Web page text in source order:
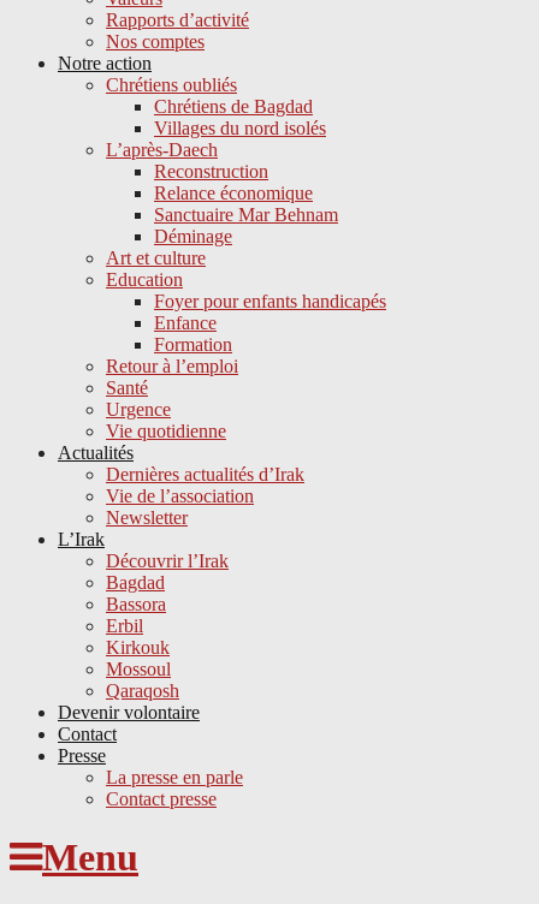
Rapports d’activité
Nos comptes
Notre action
Chrétiens oubliés
Chrétiens de Bagdad
Villages du nord isolés
L’après-Daech
Reconstruction
Relance économique
Sanctuaire Mar Behnam
Déminage
Art et culture
Education
Foyer pour enfants handicapés
Enfance
Formation
Retour à l’emploi
Santé
Urgence
Vie quotidienne
Actualités
Dernières actualités d’Irak
Vie de l’association
Newsletter
L’Irak
Découvrir l’Irak
Bagdad
Bassora
Erbil
Kirkouk
Mossoul
Qaraqosh
Devenir volontaire
Contact
Presse
La presse en parle
Contact presse
Skip
to
content
Menu